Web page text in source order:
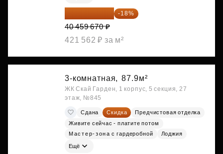
33 176 929 ₽ -18%
40 459 670 ₽
421 562 ₽ за м²
3-комнатная, 87.9м²
ЖК Скай Гарден, 1 корпус, 5 секция, 27
этаж, №845
Сдана Скидка
Предчистовая отделка
Живите сейчас - платите потом
Мастер-зона с гардеробной
Лоджия
Ещё